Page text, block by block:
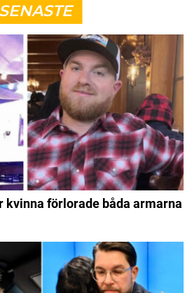
SENASTE
kvinna förlorade båda armarna